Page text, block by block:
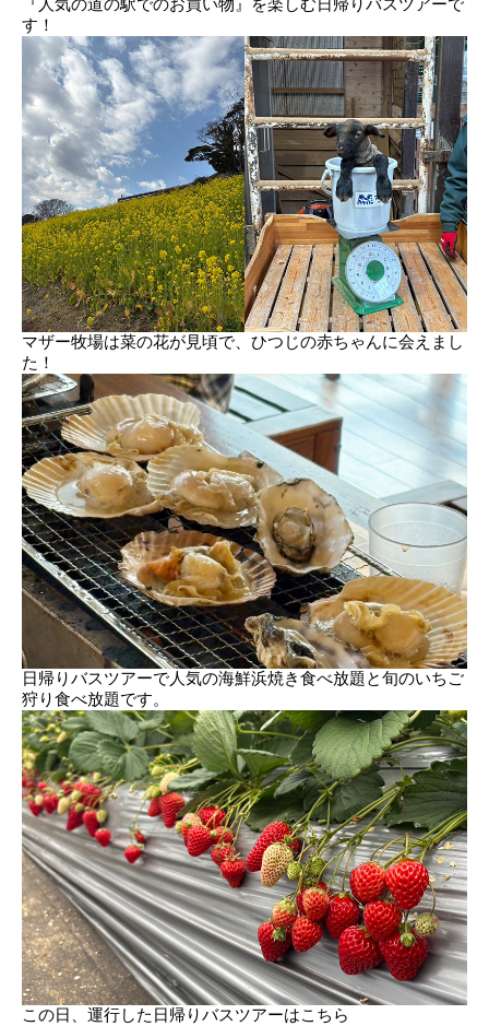
『人気の道の駅でのお買い物』を楽しむ日帰りバスツアーで
す！
マザー牧場は菜の花が見頃で、ひつじの赤ちゃんに会えまし
た！
日帰りバスツアーで人気の海鮮浜焼き食べ放題と旬のいちご
狩り食べ放題です。
この日、運行した日帰りバスツアーはこちら